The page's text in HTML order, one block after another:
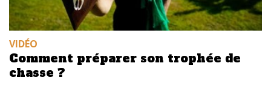
VIDÉO
Comment préparer son trophée de
chasse ?